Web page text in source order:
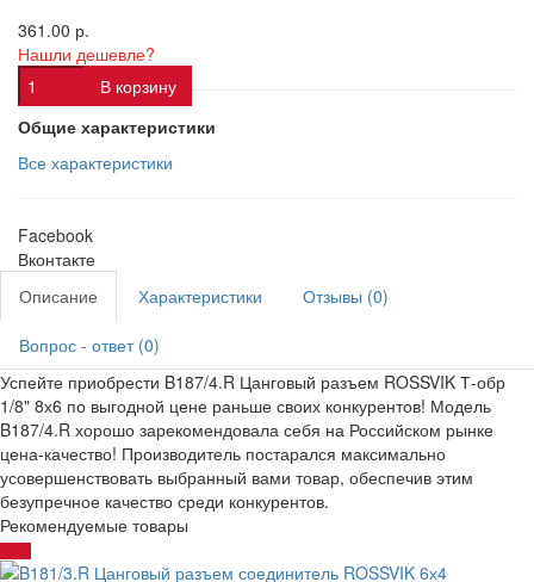
361.00 р.
Нашли дешевле?
В корзину
Общие характеристики
Все характеристики
Facebook
Вконтакте
Описание
Характеристики Отзывы (0)
Вопрос - ответ (0)
Успейте приобрести B187/4.R Цанговый разъем ROSSVIK Т-обр
1/8" 8х6 по выгодной цене раньше своих конкурентов! Модель
B187/4.R хорошо зарекомендовала себя на Российском рынке
цена-качество! Производитель постарался максимально
усовершенствовать выбранный вами товар, обеспечив этим
безупречное качество среди конкурентов.
Рекомендуемые товары